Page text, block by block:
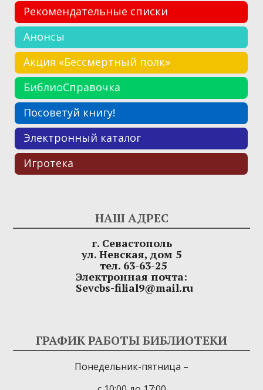
Рекомендательные списки
Анонсы
Акция «Бессмертный полк»
БиблиоСправочка
Посоветуй книгу!
Электронный каталог
Игротека
НАШ АДРЕС
г. Севастополь
ул. Невская, дом 5
тел. 63-63-25
Электронная почта:
Sevcbs-filial9@mail.ru
ГРАФИК РАБОТЫ БИБЛИОТЕКИ
Понедельник-пятница –